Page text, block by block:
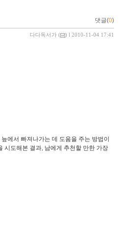
댓글(0)
다다독서가 ( ) l 2010-11-04 17:41
에서 빠져나가는 데 도움을 주는 방법이
시도해본 결과, 남에게 추천할 만한 가장